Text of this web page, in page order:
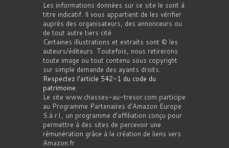
Les informations données sur ce site le sont à
titre indicatif. Il vous appartient de les vérifier
auprès des organisateurs, des annonceurs ou
de tout autre tiers cité.
Certaines illustrations et extraits sont © les
auteurs/éditeurs. Toutefois, nous retirerons
toute image ou tout contenu sous copyright
sur simple demande des ayants droits.
Respectez l'article 542-1 du code du
patrimoine.
Le site www.chasses-au-tresor.com participe
au Programme Partenaires d’Amazon Europe
S.à r.l., un programme d’affiliation conçu pour
permettre à des sites de percevoir une
rémunération grâce à la création de liens vers
Amazon.fr